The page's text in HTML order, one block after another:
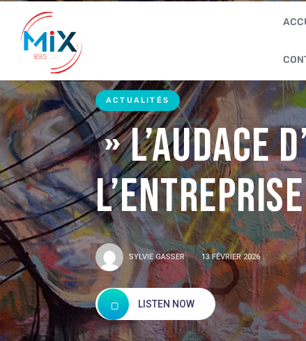
ACTUALITÉS
» L’audace
SYLVIE GASSER 13 FÉVRIER 2026
LISTEN NOW